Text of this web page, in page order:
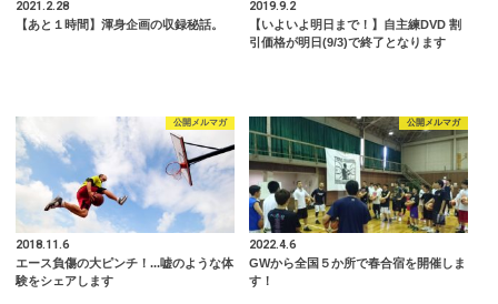
2021.2.28
【あと１時間】渾身企画の収録秘話。
2019.9.2
【いよいよ明日まで！】自主練DVD 割
引価格が明日(9/3)で終了となります
公開メルマガ
2018.11.6
エース負傷の大ピンチ！...嘘のような体
験をシェアします
公開メルマガ
2022.4.6
GWから全国５か所で春合宿を開催しま
す！